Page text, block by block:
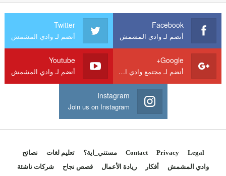
Facebook
أنضم لـ وادي المشمش
Twitter
أنضم لـ وادي المشمش
Google+
أنضم لـ مجتمع وادي المشمش
Youtube
أنضم لـ وادي المشمش
Instagram
Join us on Instagram
Legal
Privacy
Contact مستني_اية؟ تعليم لغات
نصائح
وادي المشمش
أفكار ريادة الأعمال قصص نجاح شركات ناشئة